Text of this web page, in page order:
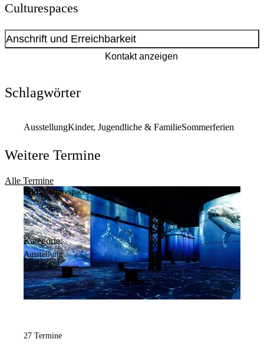
Culturespaces
Anschrift und Erreichbarkeit
Kontakt anzeigen
Schlagwörter
AusstellungKinder, Jugendliche & FamilieSommerferien
Weitere Termine
Alle Termine
Bild: Culturespaces / Falko Wübbecke
Kategorie:
Ausstellung
27 Termine